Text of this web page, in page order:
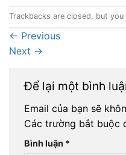
Trackbacks are closed, but you
← Previous
Next →
Để lại một bình
Email của bạn sẽ
Các trường bắt buộc
Bình luận *